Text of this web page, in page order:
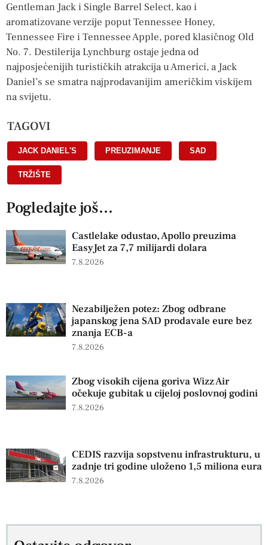
Gentleman Jack i Single Barrel Select, kao i
aromatizovane verzije poput Tennessee Honey,
Tennessee Fire i Tennessee Apple, pored klasičnog Old
No. 7. Destilerija Lynchburg ostaje jedna od
najposjećenijih turističkih atrakcija u Americi, a Jack
Daniel’s se smatra najprodavanijim američkim viskijem
na svijetu.
TAGOVI
JACK DANIEL'S PREUZIMANJE SAD
TRŽIŠTE
Pogledajte još...
Castlelake odustao, Apollo preuzima
EasyJet za 7,7 milijardi dolara
7.8.2026
Nezabilježen potez: Zbog odbrane
japanskog jena SAD prodavale eure bez
znanja ECB-a
7.8.2026
Zbog visokih cijena goriva Wizz Air
očekuje gubitak u cijeloj poslovnoj godini
7.8.2026
CEDIS razvija sopstvenu infrastrukturu, u
zadnje tri godine uloženo 1,5 miliona eura
7.8.2026